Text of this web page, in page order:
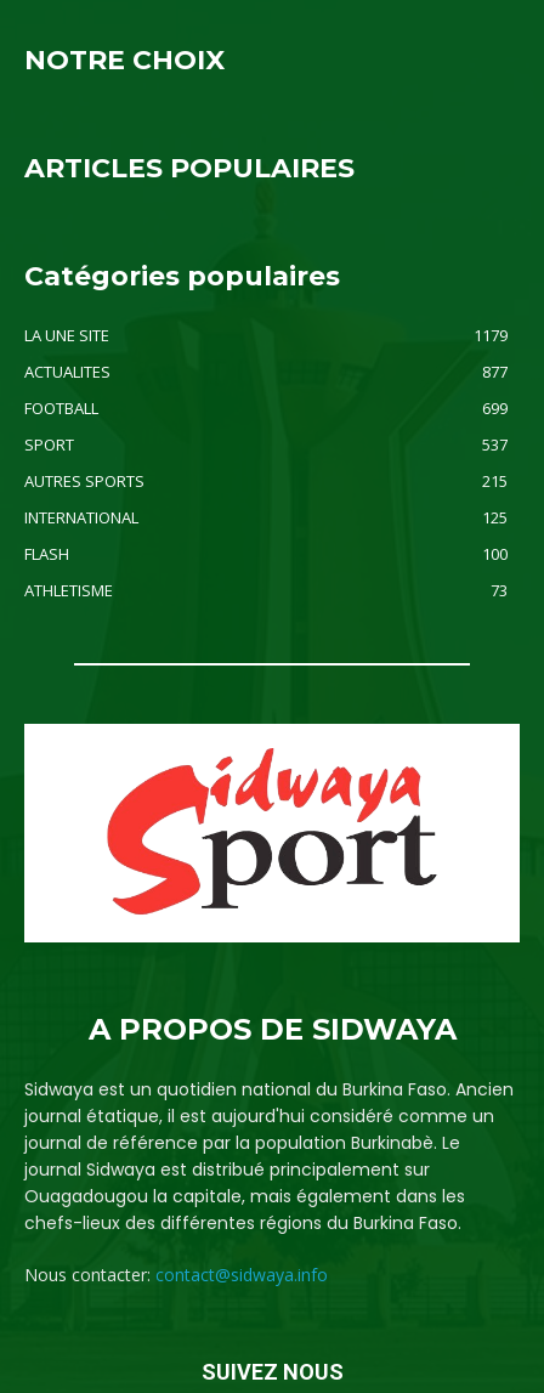
NOTRE CHOIX
ARTICLES POPULAIRES
Catégories populaires
LA UNE SITE
1179
ACTUALITES
877
FOOTBALL
699
SPORT
537
AUTRES SPORTS
215
INTERNATIONAL
125
FLASH
100
ATHLETISME
73
A PROPOS DE SIDWAYA
Sidwaya est un quotidien national du Burkina Faso. Ancien
journal étatique, il est aujourd'hui considéré comme un
journal de référence par la population Burkinabè. Le
journal Sidwaya est distribué principalement sur
Ouagadougou la capitale, mais également dans les
chefs-lieux des différentes régions du Burkina Faso.
Nous contacter: contact@sidwaya.info
SUIVEZ NOUS